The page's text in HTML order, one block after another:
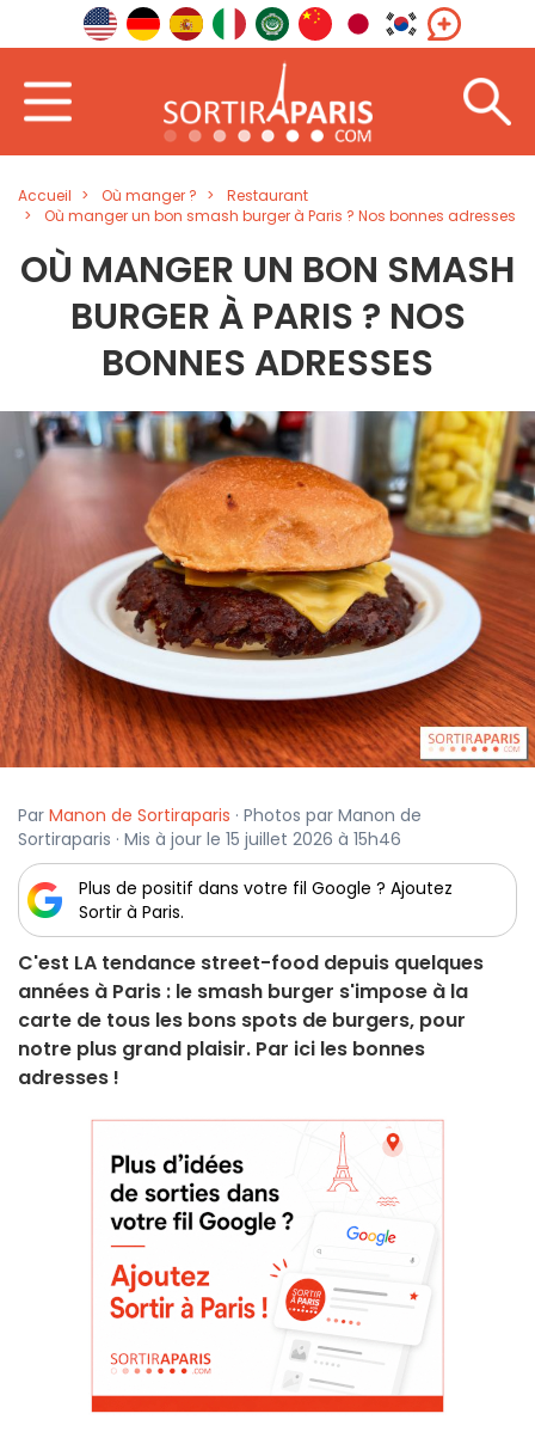
Accueil Où manger ?
Restaurant
Où manger un bon smash burger à Paris ? Nos bonnes adresses
OÙ MANGER UN BON SMASH
BURGER À PARIS ? NOS
BONNES ADRESSES
Par Manon de Sortiraparis · Photos par Manon de
Sortiraparis · Mis à jour le 15 juillet 2026 à 15h46
Plus de positif dans votre fil Google ? Ajoutez
Sortir à Paris.
C'est LA tendance street-food depuis quelques
années à Paris : le smash burger s'impose à la
carte de tous les bons spots de burgers, pour
notre plus grand plaisir. Par ici les bonnes
adresses !